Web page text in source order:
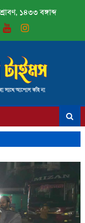
১৪৩৩ বঙ্গাব্দ